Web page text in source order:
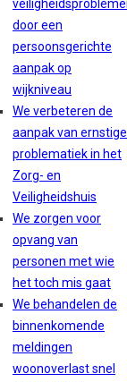
door een
persoonsgerichte
aanpak op
wijkniveau
We verbeteren de
aanpak van ernstige
problematiek in het
Zorg- en
Veiligheidshuis
We zorgen voor
opvang van
personen met wie
het toch mis gaat
We behandelen de
binnenkomende
meldingen
woonoverlast snel